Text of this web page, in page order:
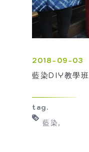
2018-09-03
藍染DIY教學班
tag.
藍染